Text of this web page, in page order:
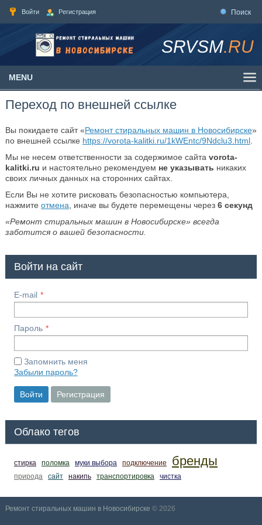
Войти Регистрация Поиск
SRVSM.RU
MENU
Переход по внешней ссылке
Вы покидаете сайт «Ремонт стиральных машин в Новосибирске»
по внешней ссылке https://vorota-kalitki.ru/1kWEntc/9Ndclu3.html.
Мы не несем ответственности за содержимое сайта vorota-
kalitki.ru и настоятельно рекомендуем не указывать никаких
своих личных данных на сторонних сайтах.
Если Вы не хотите рисковать безопасностью компьютера,
нажмите отмена , иначе вы будете перемещены через 6секунд
«Ремонт стиральных машин в Новосибирске» всегда
заботится о вашей безопасности.
Войти на сайт
E-mail
Пароль
Запомнить меня
Забыли пароль?
Войти Регистрация
Облако тегов
стирка поломка муки выбора подключение бренды
природа сайт накипь транспортировка чистка
Ремонт стиральных машин в Новосибирске © 2026